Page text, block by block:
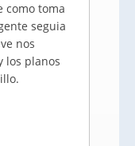
como toma
seguia
nos
los planos